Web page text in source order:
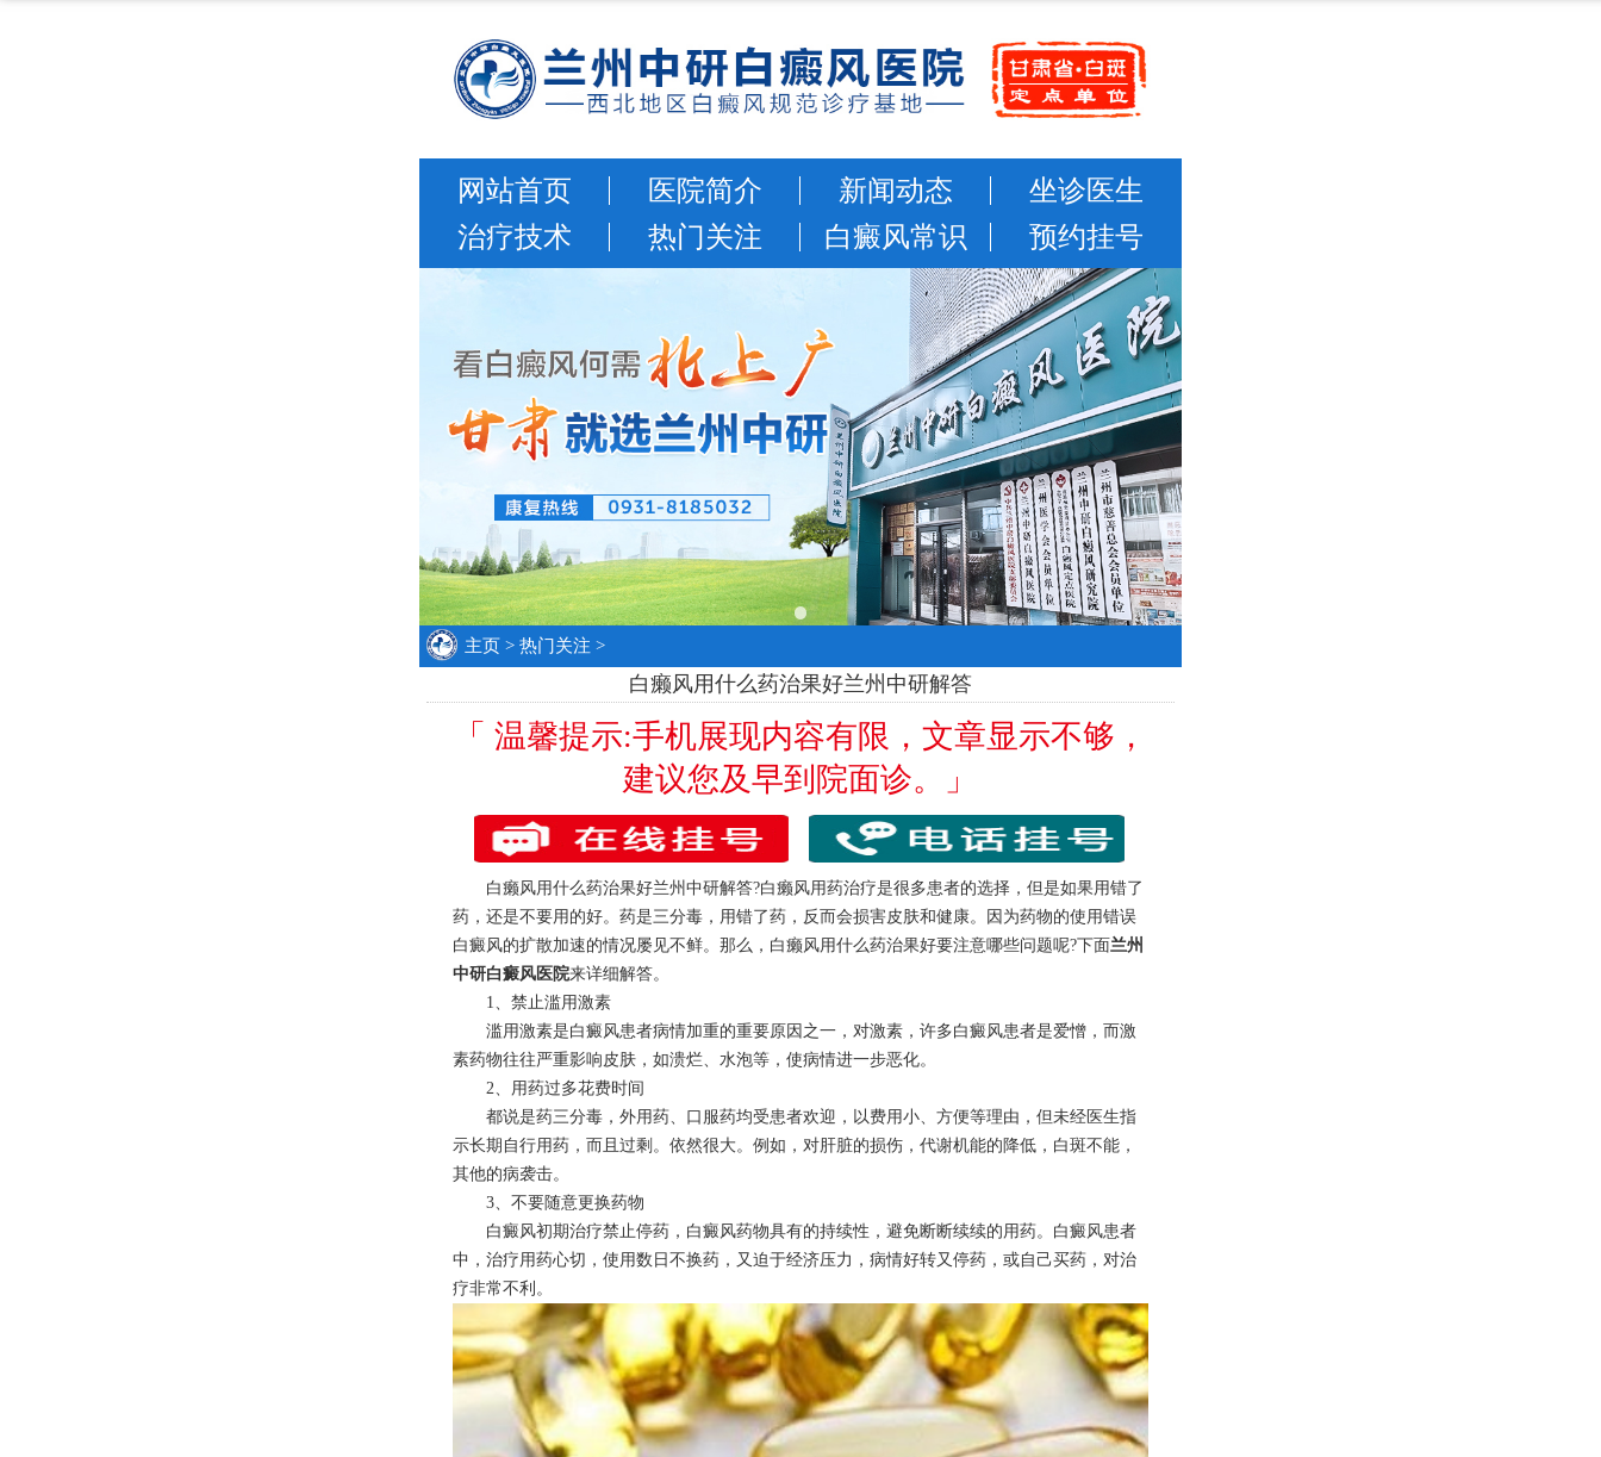
网站首页 医院简介 新闻动态
坐诊医生
治疗技术
热门关注 白癜风常识 预约挂号
主页 > 热门关注 >
白癞风用什么药治果好兰州中研解答
「 温馨提示:手机展现内容有限，文章显示不够，
建议您及早到院面诊。」
白癞风用什么药治果好兰州中研解答?白癞风用药治疗是很多患者的选择，但是如果用错了
药，还是不要用的好。药是三分毒，用错了药，反而会损害皮肤和健康。因为药物的使用错误
白癜风的扩散加速的情况屡见不鲜。那么，白癞风用什么药治果好要注意哪些问题呢?下面兰州
中研白癜风医院来详细解答。
1、禁止滥用激素
滥用激素是白癜风患者病情加重的重要原因之一，对激素，许多白癜风患者是爱憎，而激
素药物往往严重影响皮肤，如溃烂、水泡等，使病情进一步恶化。
2、用药过多花费时间
都说是药三分毒，外用药、口服药均受患者欢迎，以费用小、方便等理由，但未经医生指
示长期自行用药，而且过剩。依然很大。例如，对肝脏的损伤，代谢机能的降低，白斑不能，
其他的病袭击。
3、不要随意更换药物
白癜风初期治疗禁止停药，白癜风药物具有的持续性，避免断断续续的用药。白癜风患者
中，治疗用药心切，使用数日不换药，又迫于经济压力，病情好转又停药，或自己买药，对治
疗非常不利。